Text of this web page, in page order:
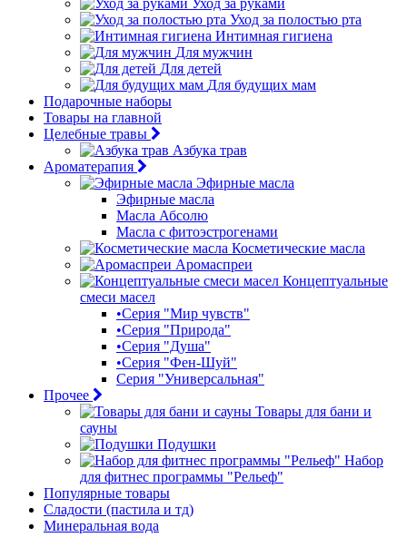
Уход за руками
Уход за полостью рта
Интимная гигиена
Для мужчин
Для детей
Для будущих мам
Подарочные наборы
Товары на главной
Целебные травы
Азбука трав
Ароматерапия
Эфирные масла
Эфирные масла
Масла Абсолю
Масла с фитоэстрогенами
Косметические масла
Аромаспреи
Концептуальные
смеси масел
•Серия "Мир чувств"
•Серия "Природа"
•Серия "Душа"
•Серия "Фен-Шуй"
Серия "Универсальная"
Прочее
Товары для бани и
сауны
Подушки
Набор
для фитнес программы "Рельеф"
Популярные товары
Сладости (пастила и тд)
Минеральная вода